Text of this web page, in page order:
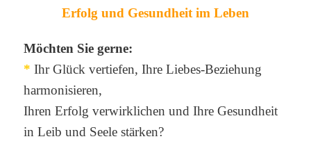
Erfolg und Gesundheit im Leben
Möchten Sie gerne:
* Ihr Glück vertiefen, Ihre Liebes-Beziehung
harmonisieren,
Ihren Erfolg verwirklichen und Ihre Gesundheit
in Leib und Seele stärken?